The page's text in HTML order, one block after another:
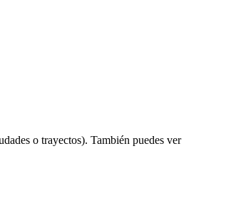
o trayectos). También puedes ver